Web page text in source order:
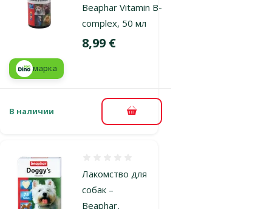
Beaphar Vitamin B-
complex, 50 мл
Цена
8,99 €
марка
В наличии В корзину
Лакомство для
собак –
Beaphar,